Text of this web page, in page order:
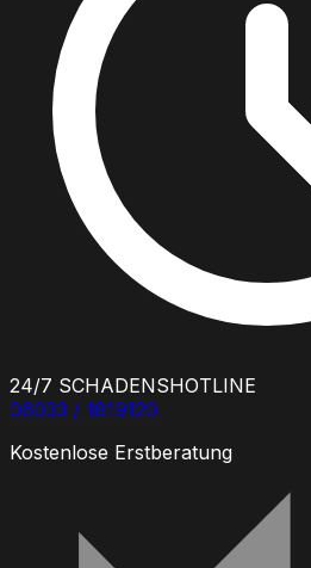
24/7 SCHADENSHOTLINE
06033 / 1819120
Kostenlose Erstberatung